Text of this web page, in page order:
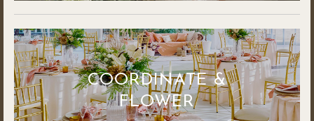
COORDINATE &
FLOWER